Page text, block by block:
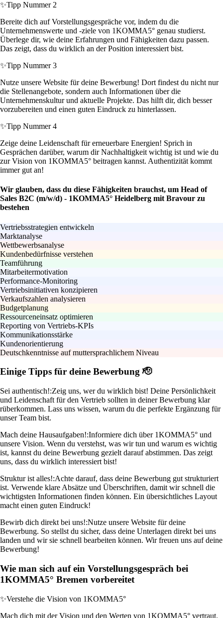
✨Tipp Nummer 2
Bereite dich auf Vorstellungsgespräche vor, indem du die
Unternehmenswerte und -ziele von 1KOMMA5° genau studierst.
Überlege dir, wie deine Erfahrungen und Fähigkeiten dazu passen.
Das zeigt, dass du wirklich an der Position interessiert bist.
✨Tipp Nummer 3
Nutze unsere Website für deine Bewerbung! Dort findest du nicht nur
die Stellenangebote, sondern auch Informationen über die
Unternehmenskultur und aktuelle Projekte. Das hilft dir, dich besser
vorzubereiten und einen guten Eindruck zu hinterlassen.
✨Tipp Nummer 4
Zeige deine Leidenschaft für erneuerbare Energien! Sprich in
Gesprächen darüber, warum dir Nachhaltigkeit wichtig ist und wie du
zur Vision von 1KOMMA5° beitragen kannst. Authentizität kommt
immer gut an!
Wir glauben, dass du diese Fähigkeiten brauchst, um Head of
Sales B2C (m/w/d) - 1KOMMA5° Heidelberg mit Bravour zu
bestehen
Vertriebsstrategien entwickeln
Marktanalyse
Wettbewerbsanalyse
Kundenbedürfnisse verstehen
Teamführung
Mitarbeitermotivation
Performance-Monitoring
Vertriebsinitiativen konzipieren
Verkaufszahlen analysieren
Budgetplanung
Ressourceneinsatz optimieren
Reporting von Vertriebs-KPIs
Kommunikationsstärke
Kundenorientierung
Deutschkenntnisse auf muttersprachlichem Niveau
Einige Tipps für deine Bewerbung 🫡
Sei authentisch!:Zeig uns, wer du wirklich bist! Deine Persönlichkeit
und Leidenschaft für den Vertrieb sollten in deiner Bewerbung klar
rüberkommen. Lass uns wissen, warum du die perfekte Ergänzung für
unser Team bist.
Mach deine Hausaufgaben!:Informiere dich über 1KOMMA5° und
unsere Vision. Wenn du verstehst, was wir tun und warum es wichtig
ist, kannst du deine Bewerbung gezielt darauf abstimmen. Das zeigt
uns, dass du wirklich interessiert bist!
Struktur ist alles!:Achte darauf, dass deine Bewerbung gut strukturiert
ist. Verwende klare Absätze und Überschriften, damit wir schnell die
wichtigsten Informationen finden können. Ein übersichtliches Layout
macht einen guten Eindruck!
Bewirb dich direkt bei uns!:Nutze unsere Website für deine
Bewerbung. So stellst du sicher, dass deine Unterlagen direkt bei uns
landen und wir sie schnell bearbeiten können. Wir freuen uns auf deine
Bewerbung!
Wie man sich auf ein Vorstellungsgespräch bei
1KOMMA5° Bremen vorbereitet
✨Verstehe die Vision von 1KOMMA5°
Mach dich mit der Vision und den Werten von 1KOMMA5° vertraut.